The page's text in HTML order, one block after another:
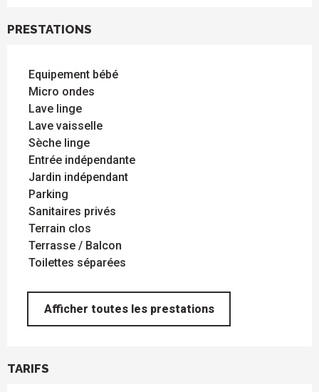
PRESTATIONS
Equipement bébé
Micro ondes
Lave linge
Lave vaisselle
Sèche linge
Entrée indépendante
Jardin indépendant
Parking
Sanitaires privés
Terrain clos
Terrasse / Balcon
Toilettes séparées
Afficher toutes les prestations
TARIFS